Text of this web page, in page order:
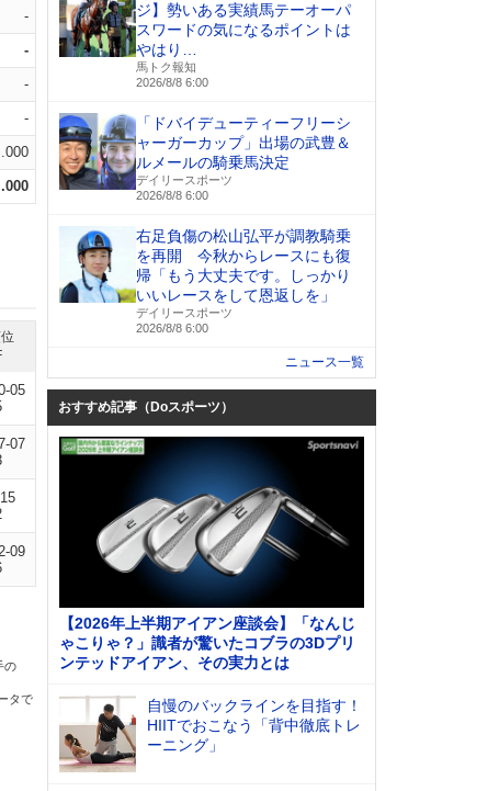
-
-
-
-
.000
.000
05
07
09
の
タで
ジ】勢いある実績馬テーオーパ
スワードの気になるポイントは
やはり…
馬トク報知
2026/8/8 6:00
「ドバイデューティーフリーシ
ャーガーカップ」出場の武豊＆
ルメールの騎乗馬決定
デイリースポーツ
2026/8/8 6:00
右足負傷の松山弘平が調教騎乗
を再開 今秋からレースにも復
帰「もう大丈夫です。しっかり
いいレースをして恩返しを」
デイリースポーツ
2026/8/8 6:00
ニュース一覧
おすすめ記事（Doスポーツ）
【2026年上半期アイアン座談会】「なんじ
ゃこりゃ？」識者が驚いたコブラの3Dプリ
ンテッドアイアン、その実力とは
自慢のバックラインを目指す！
HIITでおこなう「背中徹底トレ
ーニング」